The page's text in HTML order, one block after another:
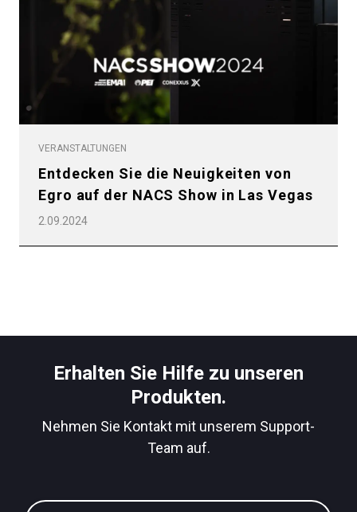
VERANSTALTUNGEN
Entdecken Sie die Neuigkeiten von
Egro auf der NACS Show in Las Vegas
2.09.2024
Erhalten Sie Hilfe zu unseren
Produkten.
Nehmen Sie Kontakt mit unserem Support-
Team auf.
Nachrichten
Herunterladen
Datenschutzerklärung